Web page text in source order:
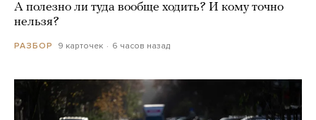
А полезно ли туда вообще ходить? И кому точно
нельзя?
РАЗБОР 9 карточек 6 часов назад